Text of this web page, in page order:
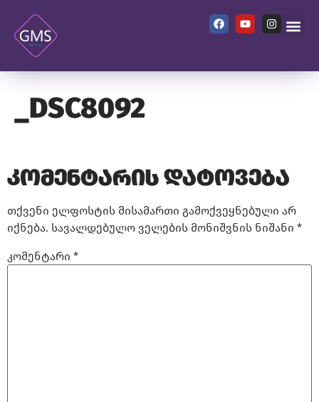
_DSC8092
კომენტარის დატოვება
თქვენი ელფოსტის მისამართი გამოქვეყნებული არ
იქნება. სავალდებულო ველების მონიშვნის ნიშანი *
კომენტარი *